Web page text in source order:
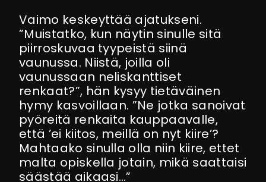
Vaimo keskeyttää ajatukseni.
”Muistatko, kun näytin sinulle sitä
piirroskuvaa tyypeistä siinä
vaunussa. Niistä, joilla oli
vaunussaan neliskanttiset
renkaat?”, hän kysyy tietäväinen
hymy kasvoillaan. ”Ne jotka sanoivat
pyöreitä renkaita kauppaavalle,
että ’ei kiitos, meillä on nyt kiire’?
Mahtaako sinulla olla niin kiire, ettet
malta opiskella jotain, mikä saattaisi
säästää aikaasi…”